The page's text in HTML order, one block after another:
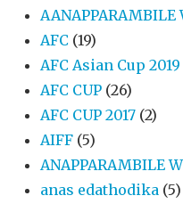
AANAPPARAMBILE
AFC (19)
AFC Asian Cup 2019
AFC CUP (26)
AFC CUP 2017 (2)
AIFF (5)
ANAPPARAMBILE
anas edathodika (5)